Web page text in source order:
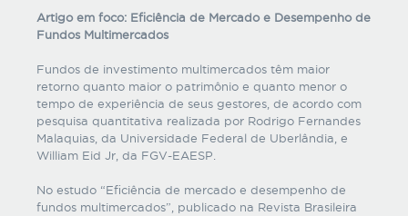
Artigo em foco: Eficiência de Mercado e Desempenho de
Fundos Multimercados
Fundos de investimento multimercados têm maior
retorno quanto maior o patrimônio e quanto menor o
tempo de experiência de seus gestores, de acordo com
pesquisa quantitativa realizada por Rodrigo Fernandes
Malaquias, da Universidade Federal de Uberlândia, e
William Eid Jr, da FGV-EAESP.
No estudo “Eficiência de mercado e desempenho de
fundos multimercados”, publicado na Revista Brasileira